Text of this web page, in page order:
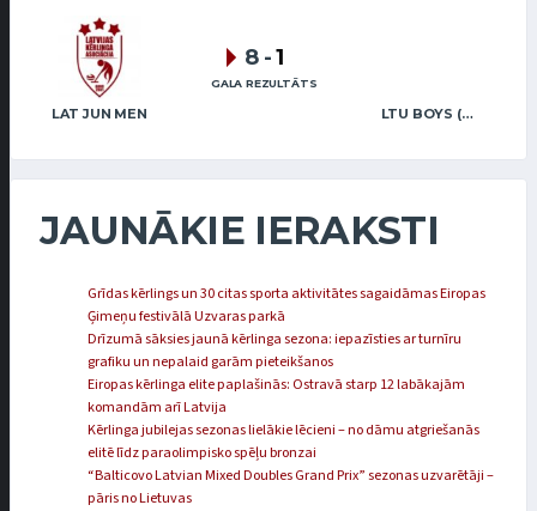
LAT JUN MEN LTU BOYS (ČEPULIS)
8 -1
GALA REZULTĀTS
JAUNĀKIE IERAKSTI
Grīdas kērlings un 30 citas sporta aktivitātes sagaidāmas Eiropas
Ģimeņu festivālā Uzvaras parkā
Drīzumā sāksies jaunā kērlinga sezona: iepazīsties ar turnīru
grafiku un nepalaid garām pieteikšanos
Eiropas kērlinga elite paplašinās: Ostravā starp 12 labākajām
komandām arī Latvija
Kērlinga jubilejas sezonas lielākie lēcieni – no dāmu atgriešanās
elitē līdz paraolimpisko spēļu bronzai
“Balticovo Latvian Mixed Doubles Grand Prix” sezonas uzvarētāji –
pāris no Lietuvas